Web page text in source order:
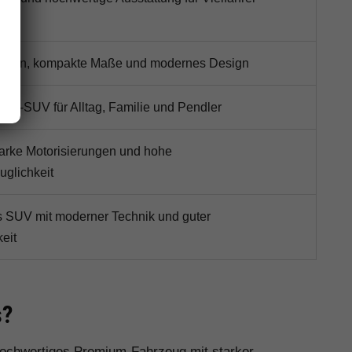
kompakte Maße und modernes Design
SUV für Alltag, Familie und Pendler
Motorisierungen und hohe
SUV mit moderner Technik und guter